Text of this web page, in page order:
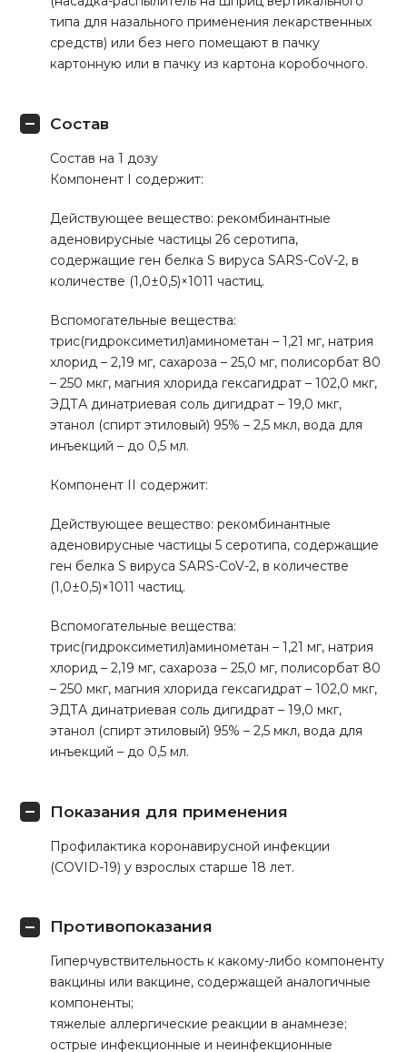
типа для назального применения лекарственных
средств) или без него помещают в пачку
картонную или в пачку из картона коробочного.
Состав
Состав на 1 дозу
Компонент I содержит:
Действующее вещество: рекомбинантные
аденовирусные частицы 26 серотипа,
содержащие ген белка S вируса SARS-CoV-2, в
количестве (1,0±0,5)×1011 частиц.
Вспомогательные вещества:
трис(гидроксиметил)аминометан – 1,21 мг, натрия
хлорид – 2,19 мг, сахароза – 25,0 мг, полисорбат 80
– 250 мкг, магния хлорида гексагидрат – 102,0 мкг,
ЭДТА динатриевая соль дигидрат – 19,0 мкг,
этанол (спирт этиловый) 95% – 2,5 мкл, вода для
инъекций – до 0,5 мл.
Компонент II содержит:
Действующее вещество: рекомбинантные
аденовирусные частицы 5 серотипа, содержащие
ген белка S вируса SARS-CoV-2, в количестве
(1,0±0,5)×1011 частиц.
Вспомогательные вещества:
трис(гидроксиметил)аминометан – 1,21 мг, натрия
хлорид – 2,19 мг, сахароза – 25,0 мг, полисорбат 80
– 250 мкг, магния хлорида гексагидрат – 102,0 мкг,
ЭДТА динатриевая соль дигидрат – 19,0 мкг,
этанол (спирт этиловый) 95% – 2,5 мкл, вода для
инъекций – до 0,5 мл.
Показания для применения
Профилактика коронавирусной инфекции
(COVID-19) у взрослых старше 18 лет.
Противопоказания
Гиперчувствительность к какому-либо компоненту
вакцины или вакцине, содержащей аналогичные
компоненты;
тяжелые аллергические реакции в анамнезе;
острые инфекционные и неинфекционные